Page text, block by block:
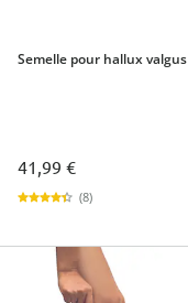
Semelle pour hallux valgus
41,99 €
(8)